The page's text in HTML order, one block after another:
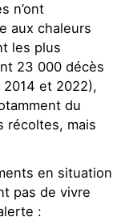
n’ont
aux chaleurs
les plus
23 000 décès
et 2022),
du
récoltes, mais
en situation
pas de vivre
: